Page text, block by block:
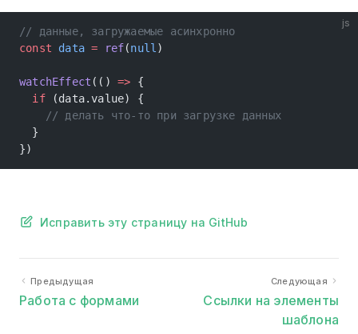
js
// данные, загружаемые асинхронно
const data = ref(null )
watchEffect (() => {
  if
(data.value) {
    // делать что-то при загрузке данных
  }
})
Исправить эту страницу на GitHub
Предыдущая
Работа с формами
Следующая
Ссылки на элементы
шаблона